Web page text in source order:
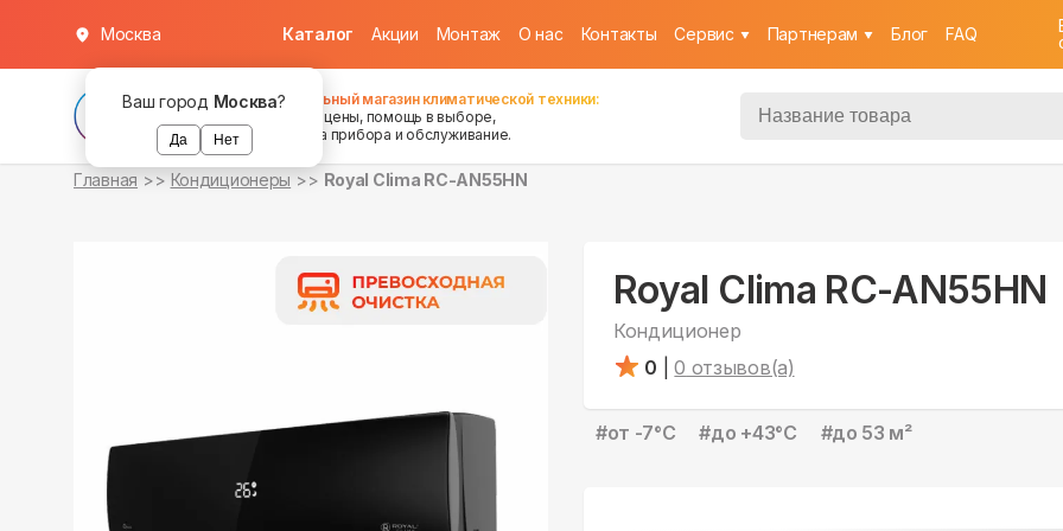
Ваш город Москва?
Да Нет
Москва Каталог Акции Монтаж О нас Контакты Cервис Партнерам Блог FAQ
Федеральный магазин климатической техники:
хорошие цены, помощь в выборе,
установка прибора и обслуживание.
Главная Кондиционеры Royal Clima RC-AN55HN
Royal Clima RC-AN55HN
Кондиционер
0
0 отзывов(а)
#от -7°С #до +43°С #до 53 м²
в наличии
в наличии